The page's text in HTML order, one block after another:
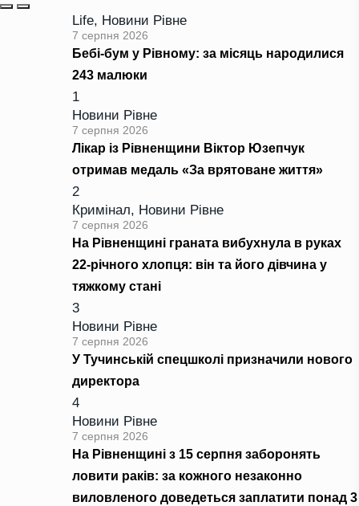
Life, Новини Рівне
7 серпня 2026
Бебі-бум у Рівному: за місяць народилися
243 малюки
1
Новини Рівне
7 серпня 2026
Лікар із Рівненщини Віктор Юзепчук
отримав медаль «За врятоване життя»
2
Кримінал, Новини Рівне
7 серпня 2026
На Рівненщині граната вибухнула в руках
22-річного хлопця: він та його дівчина у
тяжкому стані
3
Новини Рівне
7 серпня 2026
У Тучинській спецшколі призначили нового
директора
4
Новини Рівне
7 серпня 2026
На Рівненщині з 15 серпня заборонять
ловити раків: за кожного незаконно
виловленого доведеться заплатити понад 3